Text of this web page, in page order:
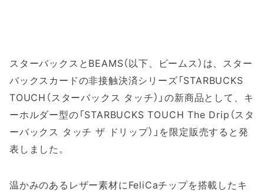
スターバックスとBEAMS（以下、ビームス）は、スター
バックスカードの非接触決済シリーズ「STARBUCKS
TOUCH（スターバックス タッチ）」の新商品として、キ
ーホルダー型の「STARBUCKS TOUCH The Drip（スタ
ーバックス タッチ ザ ドリップ）」を限定販売すると発
表しました。
温かみのあるレザー素材にFeliCaチップを搭載したキ